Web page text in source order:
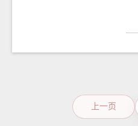
上一页